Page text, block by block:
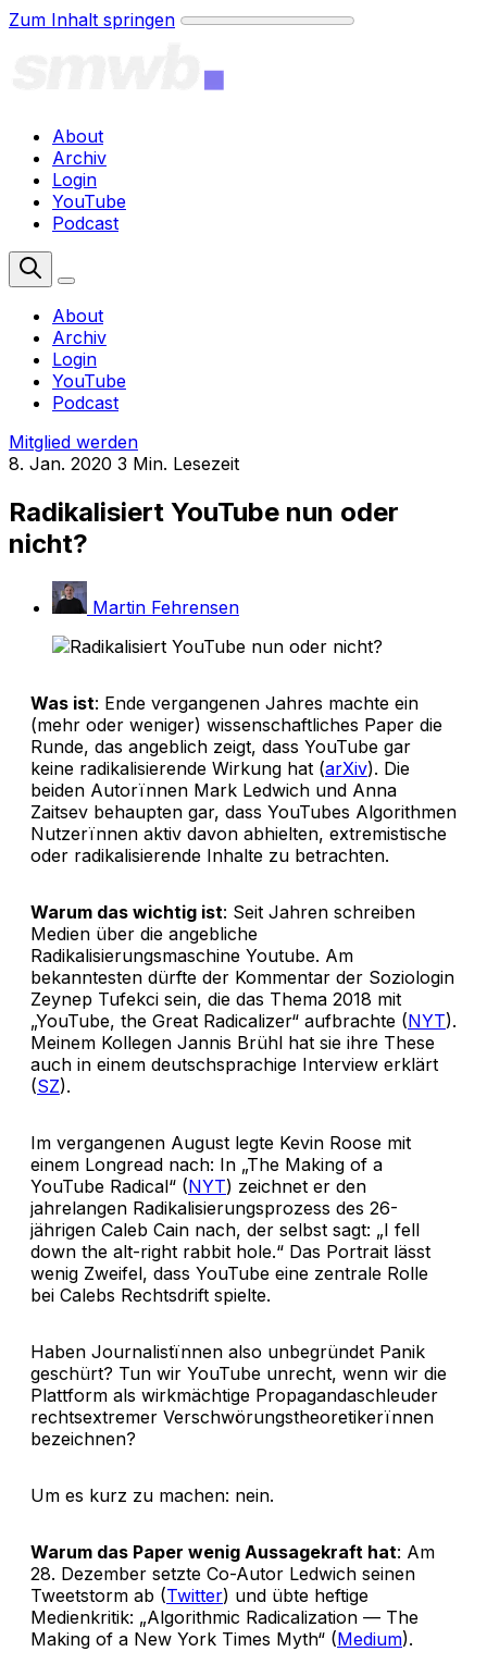
Zum Inhalt springen
About
Archiv
Login
YouTube
Podcast
About
Archiv
Login
YouTube
Podcast
Mitglied werden
8. Jan. 2020 3 Min. Lesezeit
Radikalisiert YouTube nun oder
nicht?
Martin Fehrensen
Was ist: Ende vergangenen Jahres machte ein
(mehr oder weniger) wissenschaftliches Paper die
Runde, das angeblich zeigt, dass YouTube gar
keine radikalisierende Wirkung hat (arXiv). Die
beiden Autorïnnen Mark Ledwich und Anna
Zaitsev behaupten gar, dass YouTubes Algorithmen
Nutzerïnnen aktiv davon abhielten, extremistische
oder radikalisierende Inhalte zu betrachten.
Warum das wichtig ist: Seit Jahren schreiben
Medien über die angebliche
Radikalisierungsmaschine Youtube. Am
bekanntesten dürfte der Kommentar der Soziologin
Zeynep Tufekci sein, die das Thema 2018 mit
„YouTube, the Great Radicalizer“ aufbrachte (NYT).
Meinem Kollegen Jannis Brühl hat sie ihre These
auch in einem deutschsprachige Interview erklärt
(SZ).
Im vergangenen August legte Kevin Roose mit
einem Longread nach: In „The Making of a
YouTube Radical“ (NYT) zeichnet er den
jahrelangen Radikalisierungsprozess des 26-
jährigen Caleb Cain nach, der selbst sagt: „I fell
down the alt-right rabbit hole.“ Das Portrait lässt
wenig Zweifel, dass YouTube eine zentrale Rolle
bei Calebs Rechtsdrift spielte.
Haben Journalistïnnen also unbegründet Panik
geschürt? Tun wir YouTube unrecht, wenn wir die
Plattform als wirkmächtige Propagandaschleuder
rechtsextremer Verschwörungstheoretikerïnnen
bezeichnen?
Um es kurz zu machen: nein.
Warum das Paper wenig Aussagekraft hat: Am
28. Dezember setzte Co-Autor Ledwich seinen
Tweetstorm ab (Twitter) und übte heftige
Medienkritik: „Algorithmic Radicalization — The
Making of a New York Times Myth“ (Medium).